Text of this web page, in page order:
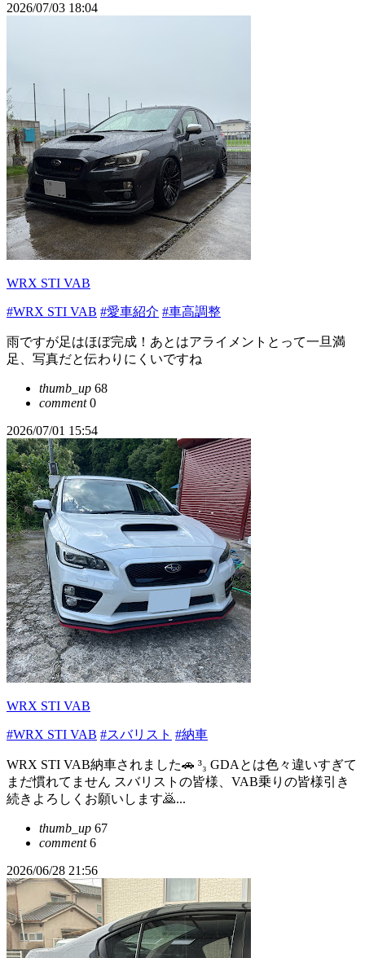
2026/07/03 18:04
WRX STI VAB
#WRX STI VAB #愛車紹介 #車高調整
雨ですが足はほぼ完成！あとはアライメントとって一旦満
足、写真だと伝わりにくいですね
thumb_up 68
comment0
2026/07/01 15:54
WRX STI VAB
#WRX STI VAB #スバリスト #納車
WRX STI VAB納車されました🚗 ³₃ GDAとは色々違いすぎて
まだ慣れてません スバリストの皆様、VAB乗りの皆様引き
続きよろしくお願いします🙇‍...
thumb_up 67
comment6
2026/06/28 21:56